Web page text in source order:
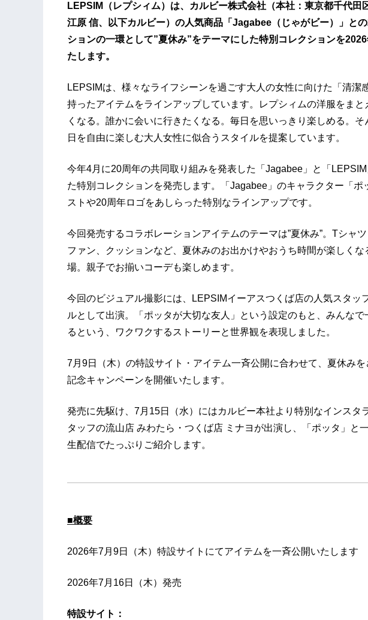
LEPSIM（レプシィム）は、カルビー株式会社（本社：東京都千代田
江原 信、以下カルビー）の人気商品「Jagabee（じゃがビー）」と
ションの一環として”夏休み”をテーマにした特別コレクションを
たします。
LEPSIMは、様々なライフシーンを過ごす大人の女性に向けた「清潔
持ったアイテムをラインアップしています。レプシィムの洋服をま
くなる。誰かに会いに行きたくなる。毎日を思いっきり楽しめる。
日を自由に楽しむ大人女性に似合うスタイルを提案しています。
今年4月に20周年の共同取り組みを発表した「Jagabee」と「LEPSIM
た特別コレクションを発売します。「Jagabee」のキャラクター「ポ
ストや20周年ロゴをあしらった特別なラインアップです。
今回発売するコラボレーションアイテムのテーマは”夏休み”。Tシャ
ファン、クッションなど、夏休みのお出かけやおうち時間が楽しく
場。親子でお揃いコーデも楽しめます。
今回のビジュアル撮影には、LEPSIMイーアスつくば店の人気スタッ
ルとして出演。「ポッタが大切な友人」という設定のもと、みんな
るという、ワクワクするストーリーと世界観を表現しました。
7月9日（木）の特設サイト・アイテム一斉公開に合わせて、夏休み
記念キャンペーンを開催いたします。
発売に先駆け、7月15日（水）にはカルビー本社より特別なインスタ
タッフの流山店 みわたら・つくば店 ミナヨが出演し、「ポッタ」と
生配信でたっぷりご紹介します。
■概要
2026年7月9日（木）特設サイトにてアイテムを一斉公開いたします
2026年7月16日（木）発売
特設サイト：